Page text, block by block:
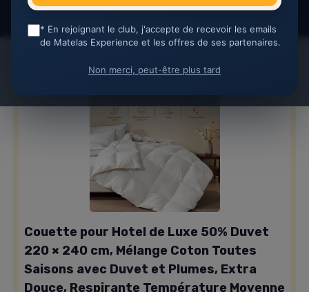
Couette pour Hotel de Luxe 50% Duvet
220 × 240 cm, Mélange Coton Toutes
Saisons avec Duvet et Plumes, Extra
Douce, Respirante Température Moyenne
* En rejoignant le club, j'accepte de recevoir les emails
de Matelas Experience et les offres de ses partenaires.
Non merci, peut-être plus tard